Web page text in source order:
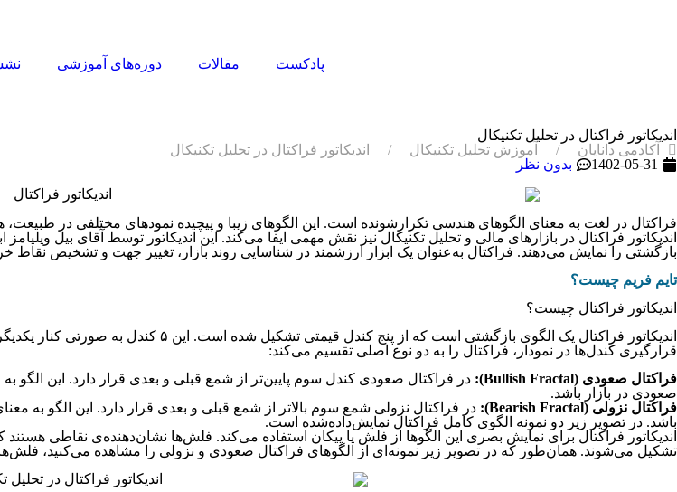
پادکست مقالات دوره‌های آموزشی
اندیکاتور فراکتال در تحلیل تکنیکال
آکادمی دانایان
آموزش تحلیل تکنیکال
اندیکاتور فراکتال در تحلیل تکنیکال
1402-05-31
بدون نظر
فراکتال در لغت به معنای الگوهای هندسی تکرارشونده است. این الگوهای زیبا و پیچیده نمودهای مختلفی در
اندیکاتور فراکتال در بازارهای مالی و تحلیل تکنیکال نیز نقش مهمی ایفا می‌کند. این اندیکاتور توسط آقای بیل
بازگشتی را نمایش می‌دهند. فراکتال به‌عنوان یک ابزار ارزشمند در شناسایی روند بازار، تغییر جهت و تشخیص
تایم فریم چیست؟
اندیکاتور فراکتال چیست؟
اندیکاتور فراکتال یک الگوی بازگشتی است که
قرارگیری کندل‌ها در نمودار، فراکتال را به دو نوع اصلی تقسیم می‌کند:
فراکتال صعودی (Bullish Fractal):
در فراکتال صعودی کندل سوم پایین‌تر از شمع قبلی و بعدی قرار دارد. این
صعودی در بازار باشد.
فراکتال نزولی (Bearish Fractal):
در فراکتال نزولی شمع سوم بالاتر از شمع قبلی و بعدی قرار دارد. این الگو به
باشد. در تصویر زیر دو نمونه الگوی کامل فراکتال نمایش‌داده‌شده است.
اندیکاتور فراکتال برای نمایش بصری این الگوها از فلش یا پیکان استفاده می‌کند. فلش‌ها نشان‌دهنده‌ی نقاطی
تشکیل می‌شوند. همان‌طور که در تصویر زیر نمونه‌‌ای از الگوهای فراکتال صعودی و نزولی را مشاهده می‌کنید، فلش‌ها